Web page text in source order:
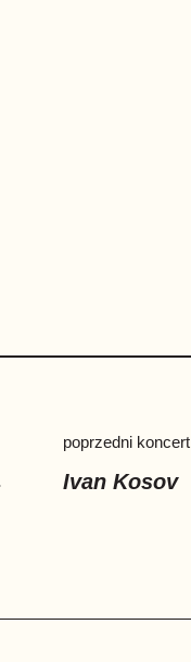
poprzedni koncert
Ivan Kosov